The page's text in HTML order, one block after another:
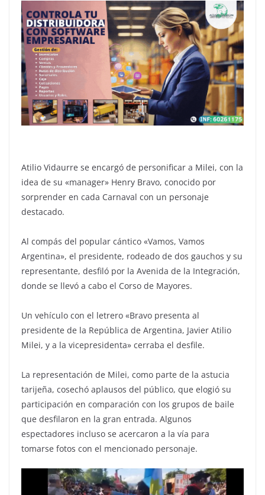
Atilio Vidaurre se encargó de personificar a Milei, con la
idea de su «manager» Henry Bravo, conocido por
sorprender en cada Carnaval con un personaje
destacado.
Al compás del popular cántico «Vamos, Vamos
Argentina», el presidente, rodeado de dos gauchos y su
representante, desfiló por la Avenida de la Integración,
donde se llevó a cabo el Corso de Mayores.
Un vehículo con el letrero «Bravo presenta al
presidente de la República de Argentina, Javier Atilio
Milei, y a la vicepresidenta» cerraba el desfile.
La representación de Milei, como parte de la astucia
tarijeña, cosechó aplausos del público, que elogió su
participación en comparación con los grupos de baile
que desfilaron en la gran entrada. Algunos
espectadores incluso se acercaron a la vía para
tomarse fotos con el mencionado personaje.